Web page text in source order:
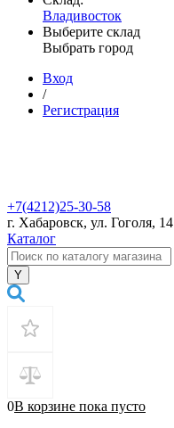
Владивосток
Выберите склад
Выбрать город
Вход
/
Регистрация
+7(4212)25-30-58
г. Хабаровск, ул. Гоголя, 14
Каталог
0В корзине пока пусто